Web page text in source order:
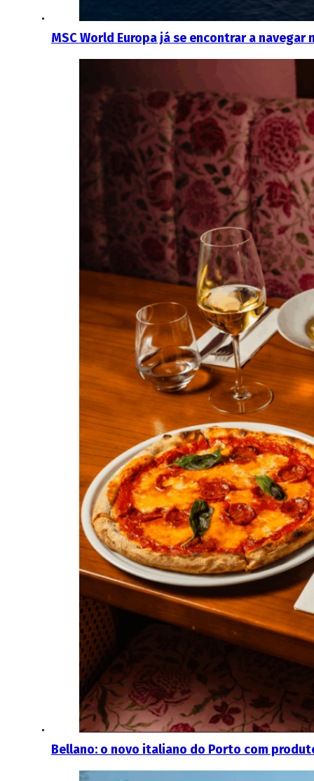
MSC World Europa já se encontrar a navegar
Bellano: o novo italiano do Porto com